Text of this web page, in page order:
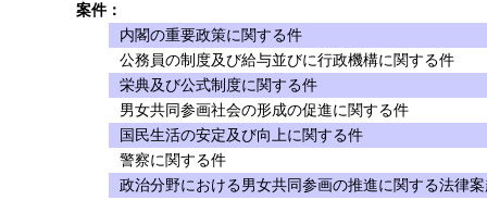
案件：
内閣の重要政策に関する件
公務員の制度及び給与並びに行政機構に関する件
栄典及び公式制度に関する件
男女共同参画社会の形成の促進に関する件
国民生活の安定及び向上に関する件
警察に関する件
政治分野における男女共同参画の推進に関する法律